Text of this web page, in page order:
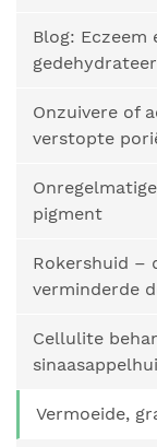
Blog: Eczeem
Onzuivere of
verstopte
pigment
Rokershuid –
verminderde
Cellulite
Vermoeide,